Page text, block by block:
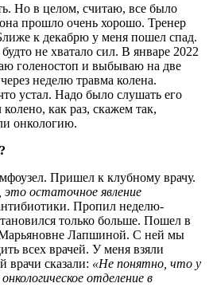
Но в целом, считаю, все было
прошло очень хорошо. Тренер
к декабрю у меня пошел спад.
не хватало сил. В январе 2022
голеностоп и выбываю на две
неделю травма колена.
устал. Надо было слушать его
как раз, скажем так,
онкологию.
Пришел к клубному врачу.
это остаточное явление
Пропил неделю-
только больше. Пошел в
Лапшиной. С ней мы
всех врачей. У меня взяли
врачи сказали: «Не понятно, что у
отделение в